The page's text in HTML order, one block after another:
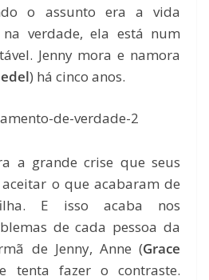
o assunto era a vida
verdade, ela está num
Jenny mora e namora
) há cinco anos.
a grande crise que seus
o que acabaram de
E isso acaba nos
de cada pessoa da
de Jenny, Anne (Grace
tenta fazer o contraste.